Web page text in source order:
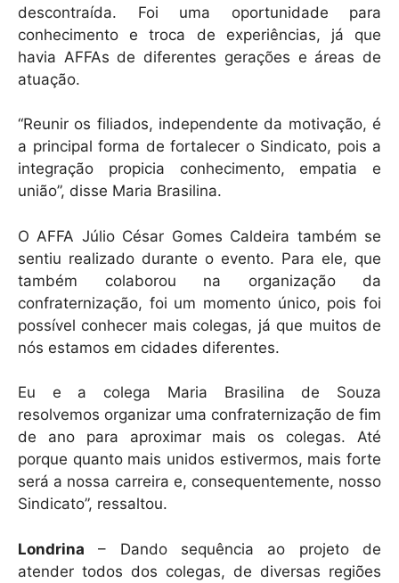
descontraída. Foi uma oportunidade para
conhecimento e troca de experiências, já que
havia AFFAs de diferentes gerações e áreas de
atuação.
“Reunir os filiados, independente da motivação, é
a principal forma de fortalecer o Sindicato, pois a
integração propicia conhecimento, empatia e
união”, disse Maria Brasilina.
O AFFA Júlio César Gomes Caldeira também se
sentiu realizado durante o evento. Para ele, que
também colaborou na organização da
confraternização, foi um momento único, pois foi
possível conhecer mais colegas, já que muitos de
nós estamos em cidades diferentes.
Eu e a colega Maria Brasilina de Souza
resolvemos organizar uma confraternização de fim
de ano para aproximar mais os colegas. Até
porque quanto mais unidos estivermos, mais forte
será a nossa carreira e, consequentemente, nosso
Sindicato”, ressaltou.
Londrina – Dando sequência ao projeto de
atender todos dos colegas, de diversas regiões